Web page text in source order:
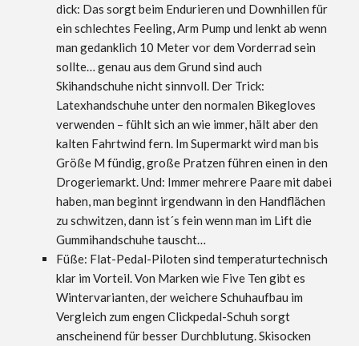
dick: Das sorgt beim Endurieren und Downhillen für
ein schlechtes Feeling, Arm Pump und lenkt ab wenn
man gedanklich 10 Meter vor dem Vorderrad sein
sollte… genau aus dem Grund sind auch
Skihandschuhe nicht sinnvoll. Der Trick:
Latexhandschuhe unter den normalen Bikegloves
verwenden – fühlt sich an wie immer, hält aber den
kalten Fahrtwind fern. Im Supermarkt wird man bis
Größe M fündig, große Pratzen führen einen in den
Drogeriemarkt. Und: Immer mehrere Paare mit dabei
haben, man beginnt irgendwann in den Handflächen
zu schwitzen, dann ist´s fein wenn man im Lift die
Gummihandschuhe tauscht…
Füße: Flat-Pedal-Piloten sind temperaturtechnisch
klar im Vorteil. Von Marken wie Five Ten gibt es
Wintervarianten, der weichere Schuhaufbau im
Vergleich zum engen Clickpedal-Schuh sorgt
anscheinend für besser Durchblutung. Skisocken